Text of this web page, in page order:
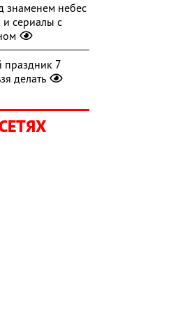
знаменем небес
сериалы с
праздник 7
делать